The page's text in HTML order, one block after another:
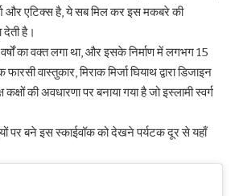
और एटिक्स है, ये सब मिल कर इस मकबरे की
है।
का वक्त लगा था, और इसके निर्माण में लगभग 15
वास्तुकार, मिराक मिर्जा घियाथ द्वारा डिजाइन
की अवधारणा पर बनाया गया है जो इस्लामी स्वर्ग
पर बने इस स्काईवॉक को देखने पर्यटक दूर से यहाँ